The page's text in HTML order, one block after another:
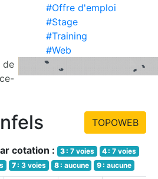
#Offre d'emploi
#Stage
#Training
#Web
de
TOPOWEB
cotation : 3 : 7 voies 4 : 7 voies
7 : 3 voies 8 : aucune 9 : aucune